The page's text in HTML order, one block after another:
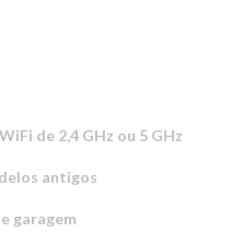
de 2,4 GHz ou 5 GHz
antigos
garagem